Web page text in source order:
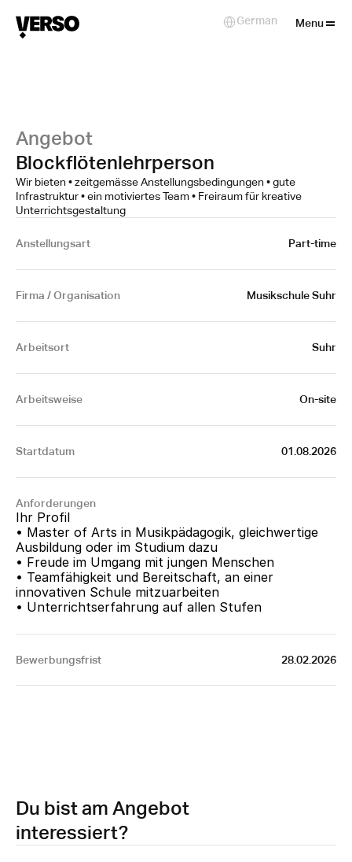
Angebot
Blockflötenlehrperson
Wir bieten • zeitgemässe Anstellungsbedingungen • gute
Infrastruktur • ein motiviertes Team • Freiraum für kreative
Unterrichtsgestaltung
Anstellungsart Part-time
Firma / Organisation Musikschule Suhr
Arbeitsort Suhr
Arbeitsweise On-site
Startdatum 01.08.2026
Anforderungen
Ihr Profil
• Master of Arts in Musikpädagogik, gleichwertige
Ausbildung oder im Studium dazu
• Freude im Umgang mit jungen Menschen
• Teamfähigkeit und Bereitschaft, an einer
innovativen Schule mitzuarbeiten
• Unterrichtserfahrung auf allen Stufen
Bewerbungsfrist 28.02.2026
Du bist am Angebot
interessiert?
Menu
Select Language
German